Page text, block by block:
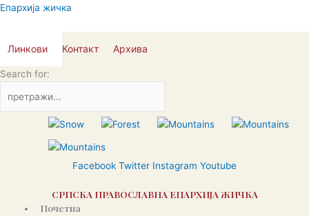
Пређи
Епархија жичка
Линкови Контакт Архива
Search for:
Facebook Twitter Instagram Youtube
СРПСКА ПРАВОСЛАВНА ЕПАРХИЈА ЖИЧКА
Почетна